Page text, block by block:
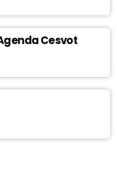
Cesvot